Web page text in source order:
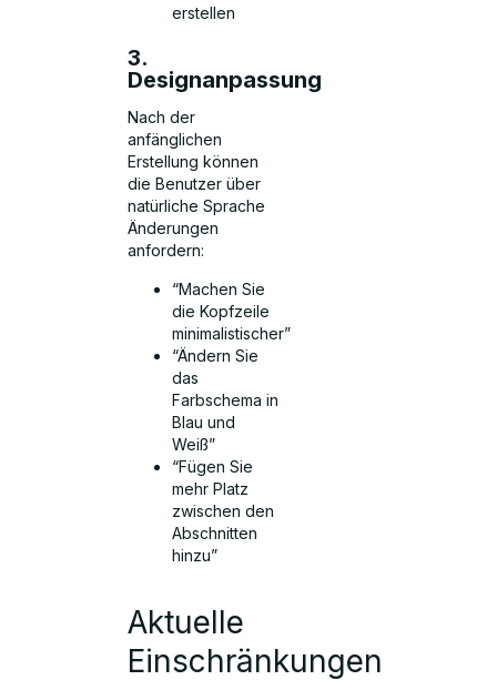
erstellen
3.
Designanpassung
Nach der
anfänglichen
Erstellung können
die Benutzer über
natürliche Sprache
Änderungen
anfordern:
“Machen Sie
die Kopfzeile
minimalistischer”
“Ändern Sie
das
Farbschema in
Blau und
Weiß”
“Fügen Sie
mehr Platz
zwischen den
Abschnitten
hinzu”
Aktuelle
Einschränkungen